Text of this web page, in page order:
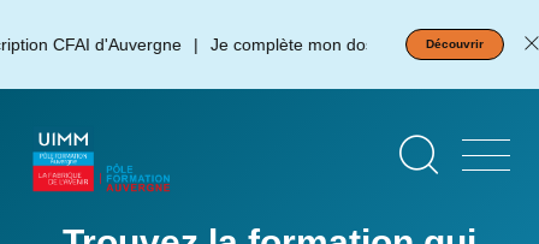
auCFAI d'Auvergne Je complète mon dossier d'inscription !
Découvrir
d'accueil